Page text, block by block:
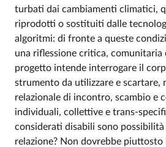
turbati dai cambiamenti climatici,
riprodotti o sostituiti dalle
algoritmi: di fronte a queste
una riflessione critica, comunitaria
progetto intende interrogare il
strumento da utilizzare e scartare,
relazionale di incontro, scambio e
individuali, collettive e trans-
considerati disabili sono
relazione? Non dovrebbe